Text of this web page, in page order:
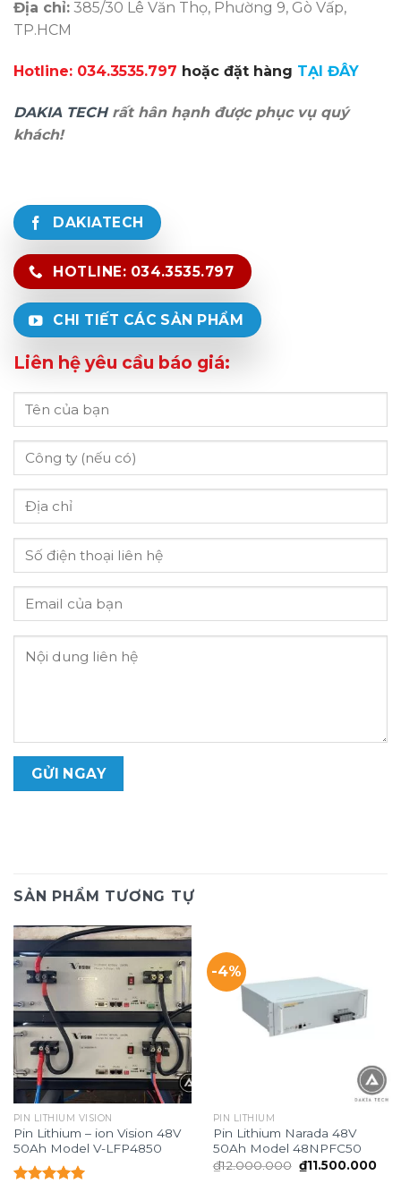
Địa chỉ: 385/30 Lê Văn Thọ, Phường 9, Gò Vấp,
TP.HCM
Hotline: 034.3535.797 hoặc đặt hàng TẠI ĐÂY
DAKIA TECHrất hân hạnh được phục vụ quý
khách!
DAKIATECH
HOTLINE: 034.3535.797
CHI TIẾT CÁC SẢN PHẨM
Liên hệ yêu cầu báo giá:
SẢN PHẨM TƯƠNG TỰ
PIN LITHIUM VISION
Pin Lithium – ion Vision 48V
50Ah Model V-LFP4850
-4%
PIN LITHIUM
Pin Lithium Narada 48V
50Ah Model 48NPFC50
₫12.000.000 Giá
gốc
₫11.500.000Giá